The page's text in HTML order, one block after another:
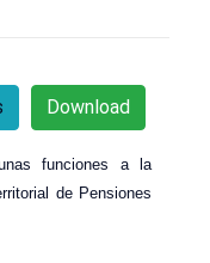
Download
funciones a la
de Pensiones